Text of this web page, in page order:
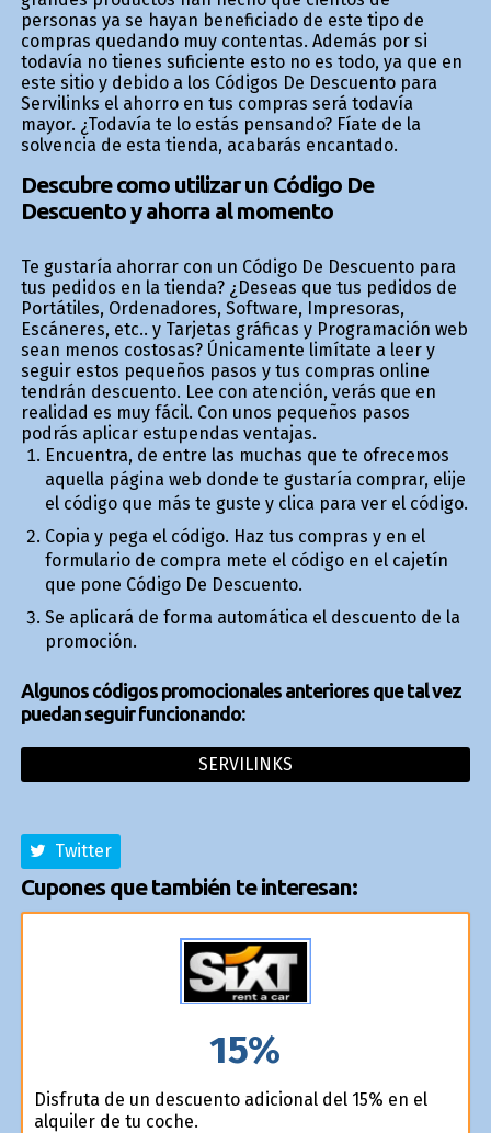
personas ya se hayan beneficiado de este tipo de
compras quedando muy contentas. Además por si
todavía no tienes suficiente esto no es todo, ya que en
este sitio y debido a los Códigos De Descuento para
Servilinks el ahorro en tus compras será todavía
mayor. ¿Todavía te lo estás pensando? Fíate de la
solvencia de esta tienda, acabarás encantado.
Descubre como utilizar un Código De
Descuento y ahorra al momento
Te gustaría ahorrar con un Código De Descuento para
tus pedidos en la tienda? ¿Deseas que tus pedidos de
Portátiles, Ordenadores, Software, Impresoras,
Escáneres, etc.. y Tarjetas gráficas y Programación web
sean menos costosas? Únicamente limítate a leer y
seguir estos pequeños pasos y tus compras online
tendrán descuento. Lee con atención, verás que en
realidad es muy fácil. Con unos pequeños pasos
podrás aplicar estupendas ventajas.
Encuentra, de entre las muchas que te ofrecemos
aquella página web donde te gustaría comprar, elije
el código que más te guste y clica para ver el código.
Copia y pega el código. Haz tus compras y en el
formulario de compra mete el código en el cajetín
que pone Código De Descuento.
Se aplicará de forma automática el descuento de la
promoción.
Algunos códigos promocionales anteriores que tal vez
puedan seguir funcionando:
SERVILINKS
Twitter
Cupones que también te interesan:
15%
Disfruta de un descuento adicional del 15% en el
alquiler de tu coche.